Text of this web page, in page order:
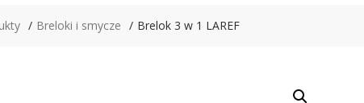
Breloki i smycze Brelok 3 w 1 LAREF